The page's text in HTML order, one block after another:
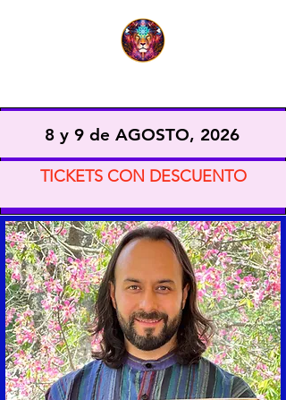
8 y 9 de AGOSTO, 2026
TICKETS CON DESCUENTO